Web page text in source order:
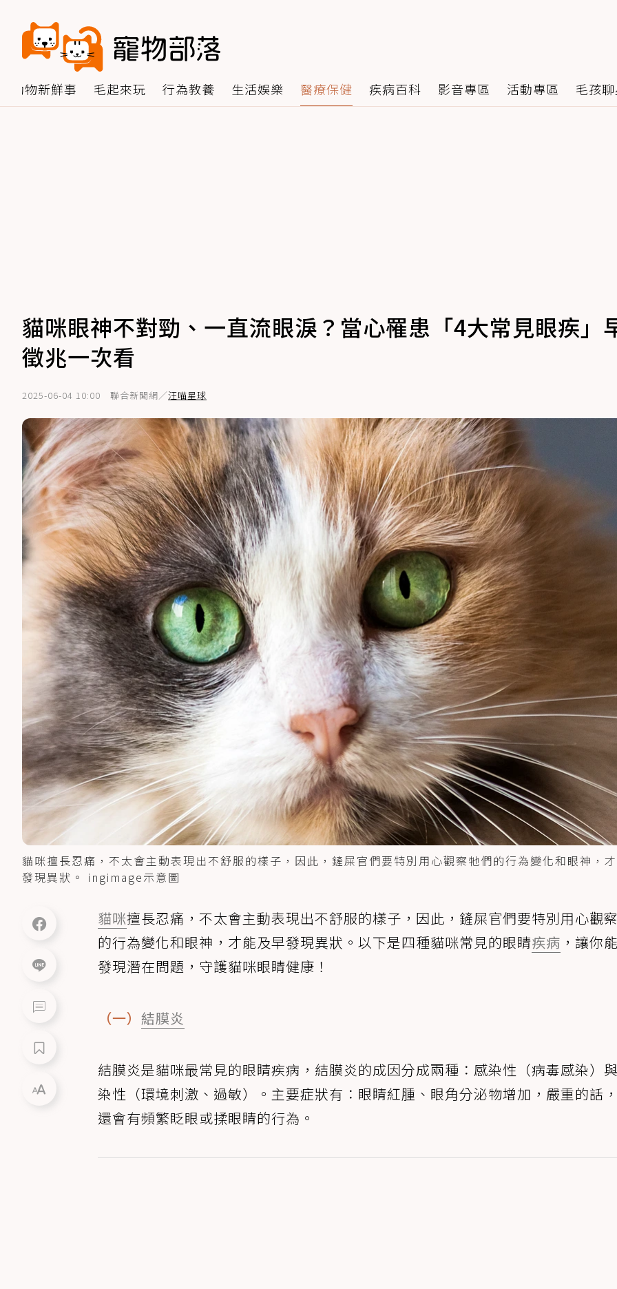
動物新鮮事 毛起來玩 行為教養 生活娛樂 醫療保健 疾病百科 影音專區 活動專區 毛孩
貓咪眼神不對勁、一直流眼淚？當心罹患「4大常見眼疾」
徵兆一次看
2025-06-04 10:00 聯合新聞網／汪喵星球
貓咪擅長忍痛，不太會主動表現出不舒服的樣子，因此，鏟屎官們要特別用心觀察牠們的行為變化和眼神，
發現異狀。 ingimage示意圖
貓咪擅長忍痛，不太會主動表現出不舒服的樣子，因此，鏟屎官們要特別用心觀
的行為變化和眼神，才能及早發現異狀。以下是四種貓咪常見的眼睛疾病 ，讓你
發現潛在問題，守護貓咪眼睛健康！
（一） 結膜炎
結膜炎是貓咪最常見的眼睛疾病，結膜炎的成因分成兩種：感染性（病毒感染）
染性（環境刺激、過敏）。主要症狀有：眼睛紅腫、眼角分泌物增加，嚴重的話
還會有頻繁眨眼或揉眼睛的行為。